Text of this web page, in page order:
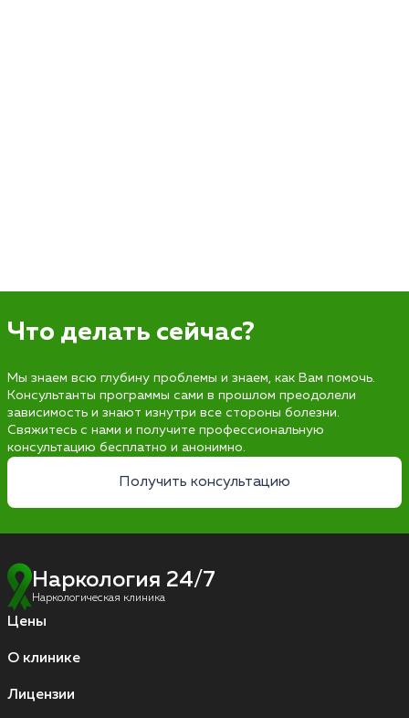
Что делать сейчас?
Мы знаем всю глубину проблемы и знаем, как Вам помочь.
Консультанты программы сами в прошлом преодолели
зависимость и знают изнутри все стороны болезни.
Свяжитесь с нами и получите профессиональную
консультацию бесплатно и анонимно.
Получить консультацию
Наркология 24/7
Наркологическая клиника
Цены
О клинике
Лицензии